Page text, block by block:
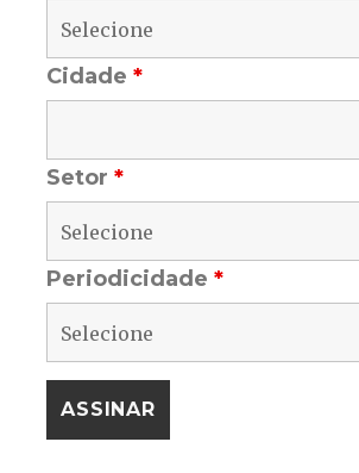
Cidade*
Setor*
Periodicidade*